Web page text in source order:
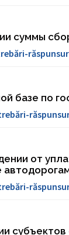
суммы
базе по
от